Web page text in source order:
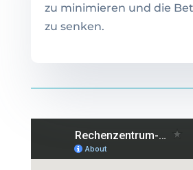
zu minimieren und die
zu senken.